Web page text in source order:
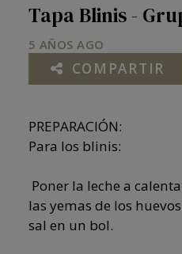
Tapa Blinis -
5 AÑOS AGO
COMPARTIR
PREPARACIÓN:
Para los blinis:
Poner la leche a
las yemas de los
sal en un bol.